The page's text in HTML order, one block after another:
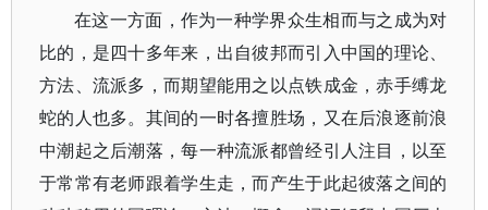
在这一方面，作为一种学界众生相而与之成为对
比的，是四十多年来，出自彼邦而引入中国的理论、
方法、流派多，而期望能用之以点铁成金，赤手缚龙
蛇的人也多。其间的一时各擅胜场，又在后浪逐前浪
中潮起之后潮落，每一种流派都曾经引人注目，以至
于常常有老师跟着学生走，而产生于此起彼落之间的